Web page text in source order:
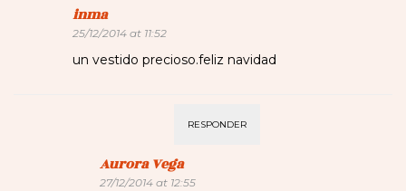
inma
25/12/2014 at 11:52
un vestido precioso.feliz navidad
RESPONDER
Aurora Vega
27/12/2014 at 12:55